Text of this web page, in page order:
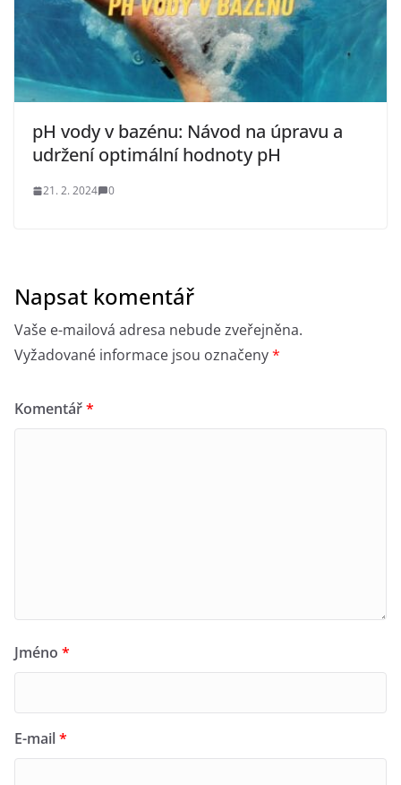
pH vody v bazénu: Návod na úpravu a
udržení optimální hodnoty pH
21. 2. 2024 0
Napsat komentář
Vaše e-mailová adresa nebude zveřejněna.
Vyžadované informace jsou označeny*
Komentář*
Jméno *
E-mail*